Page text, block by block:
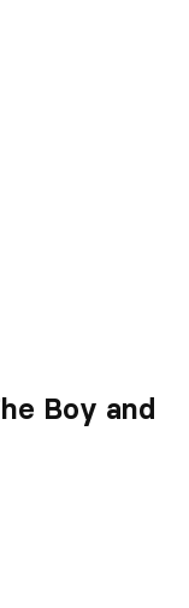
Boy and